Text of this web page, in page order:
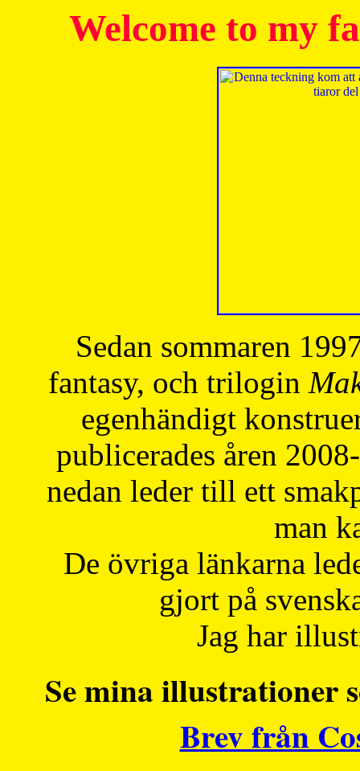
Welcome to my
Sedan sommaren
fantasy, och trilogin
egenhändigt
publicerades åren
nedan leder till ett
man
De övriga länkarna
gjort på
Jag har
Se mina illustrationer
Brev från